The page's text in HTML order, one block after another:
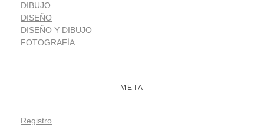
DIBUJO
DISEÑO
DISEÑO Y DIBUJO
FOTOGRAFÍA
META
Registro